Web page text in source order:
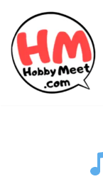
Aller
au
contenu